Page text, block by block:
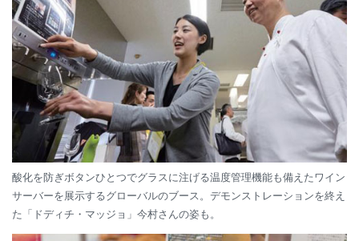
酸化を防ぎボタンひとつでグラスに注げる温度管理機能も備えたワイン
サーバーを展示するグローバルのブース。デモンストレーションを終え
た「ドディチ・マッジョ」今村さんの姿も。